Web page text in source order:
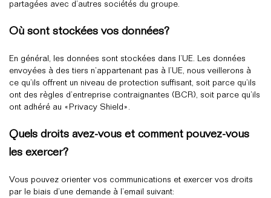
partagées avec d’autres sociétés du groupe.
Où sont stockées vos données?
En général, les données sont stockées dans l’UE. Les données
envoyées à des tiers n’appartenant pas à l’UE, nous veillerons à
ce qu’ils offrent un niveau de protection suffisant, soit parce qu’ils
ont des règles d’entreprise contraignantes (BCR), soit parce qu’ils
ont adhéré au «Privacy Shield».
Quels droits avez-vous et comment pouvez-vous
les exercer?
Vous pouvez orienter vos communications et exercer vos droits
par le biais d’une demande à l’email suivant: